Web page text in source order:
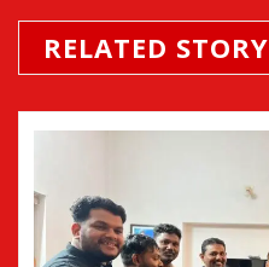
RELATED STORY